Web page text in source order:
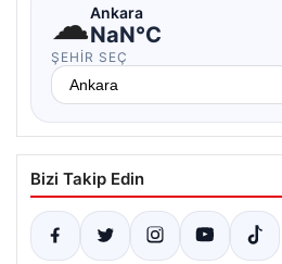
☁Ankara
NaN°C
ŞEHIR SEÇ
Bizi Takip Edin